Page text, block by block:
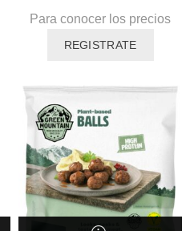
Para conocer los precios
REGISTRATE